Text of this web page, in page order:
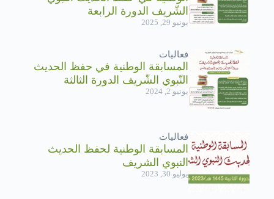
الشّريف الدورة الرابعة
يونيو 29, 2025
فعاليات
المسابقة الوطنية في حفظ الحديث
النّبوي الشّريف الدورة الثالثة
يونيو 2, 2024
فعاليات
المسابقة الوطنية لحفظ الحديث
النبوي الشريف
يوليو 30, 2023